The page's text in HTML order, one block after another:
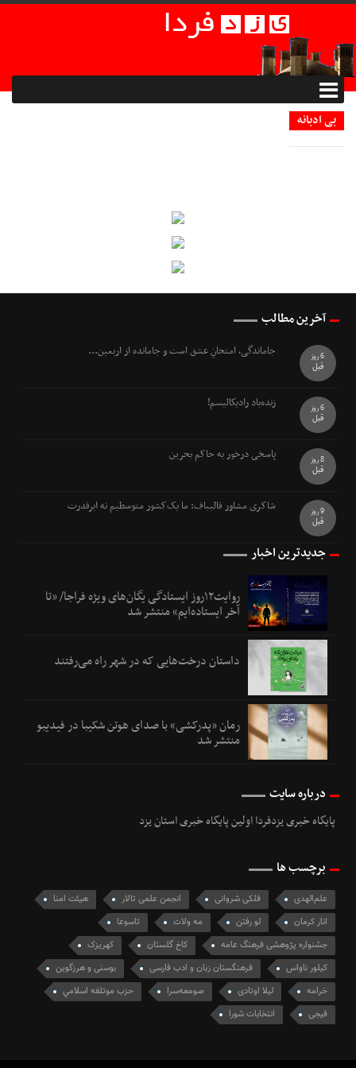
بی ادبانه
آخرین مطالب
جاماندگی، امتحانِ عشق است و جامانده از اربعین...
6 روز
قبل
زنده‌باد رادیکالیسم!
6 روز
قبل
پاسخی درخور به حاکم بحرین
8 روز
قبل
شاکری مشاور قالیباف: ما یک‌کشور متوسطیم نه ابرقدرت
9 روز
قبل
جدیدترین اخبار
روایت۱۲روز ایستادگی یگان‌های ویژه فراجا/ «تا
آخر ایستاده‌ایم» منتشر شد
داستان درخت‌هایی که در شهر راه می‌رفتند
رمان «پدرکشی» با صدای هوتن شکیبا در فیدیبو
منتشر شد
درباره سایت
پایگاه خبری یزدفردا اولین پایگاه خبری استان یزد
برچسب ها
علم‌الهدی فلکی شروانی انجمن علمی تالار
هیئت امنا
انار کرمان
لو رفتن مه ولات
تاسوعا
جشنواره پژوهشی فرهنگ عامه
کاخ گلستان
کهریزک
کیلور ناواس
فرهنگستان زبان و ادب فارسی
بوسنی و هرزگوین
خرامه
لیلا اوتادی صومعه‌سرا
حزب موتلفه اسلامي
فیجی
انتخابات شورا